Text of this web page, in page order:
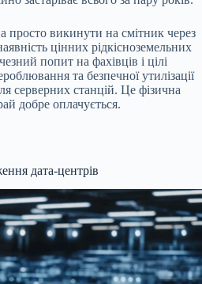
викинути на смітник через
цінних рідкісноземельних
попит на фахівців і цілі
та безпечної утилізації
серверних станцій. Це фізична
добре оплачується.
дата-центрів